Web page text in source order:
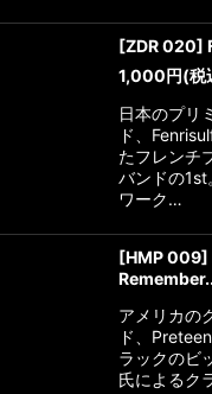
[ZDR 020]
1,000円(税
日本のプリ
ド、
たフレンチ
バンドの1st
ワーク…
[HMP 009]
アメリカの
ド、
ラックのビ
氏によるク